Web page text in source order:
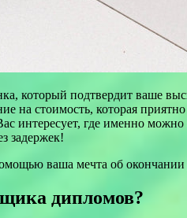
который подтвердит ваше
на стоимость, которая
интересует, где именно
задержек!
ваша мечта об окончании
дипломов?